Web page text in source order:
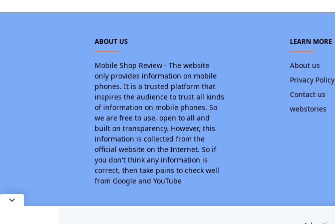
ABOUT US
Mobile Shop Review - The website
only provides information on mobile
phones. It is a trusted platform that
inspires the audience to trust all kinds
of information on mobile phones. So
we are free to use, open to all and
built on transparency. However, this
information is collected from the
official website on the Internet. So if
you don't think any information is
correct, then take pains to check well
from Google and YouTube
LEARN MORE
About us
Privacy Policy
Contact us
webstories